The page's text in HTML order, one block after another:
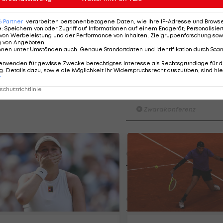
nach Tokio. Mein Ziel ist ein Finale, vielleicht wird
Man freue sich über die steigende Formkurve,
steht zwei Wochen lang Heim-Training auf dem
Tokio."
Der legendäre
Am Stammtisch bei Andy
Stammtisch
I schau a #LigaZWA - Die
I schau a LigaZWA
Partner verarbeiten personenbezogene Daten, wie Ihre IP-Adresse und
: Speichern von oder Zugriff auf Informationen auf einem Endgerät;
Werbeleistung und der Performance von Inhalten, Zielgruppenforschung
von Angeboten.
unter Umständen auch: Genaue Standortdaten und Identifikation durch
für gewisse Zwecke berechtigtes Interesse als Rechtsgrundlage für
Details dazu, sowie die Möglichkeit Ihr Widerspruchsrecht auszuüben, sind